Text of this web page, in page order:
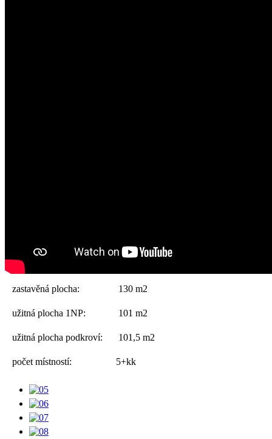
zastavěná plocha: 130 m2
užitná plocha 1NP: 101 m2
užitná plocha podkroví: 101,5 m2
počet místností: 5+kk